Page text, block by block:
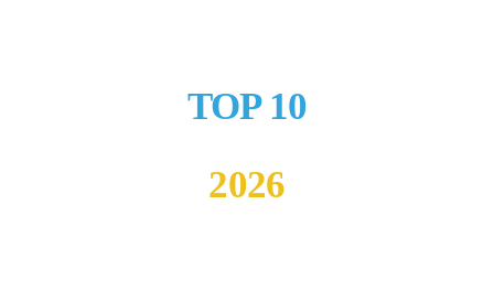
TOP 10
2026